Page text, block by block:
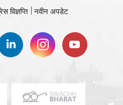
विज्ञप्ति नवीन अपडेट